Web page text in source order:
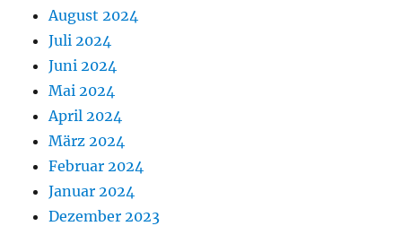
August 2024
Juli 2024
Juni 2024
Mai 2024
April 2024
März 2024
Februar 2024
Januar 2024
Dezember 2023